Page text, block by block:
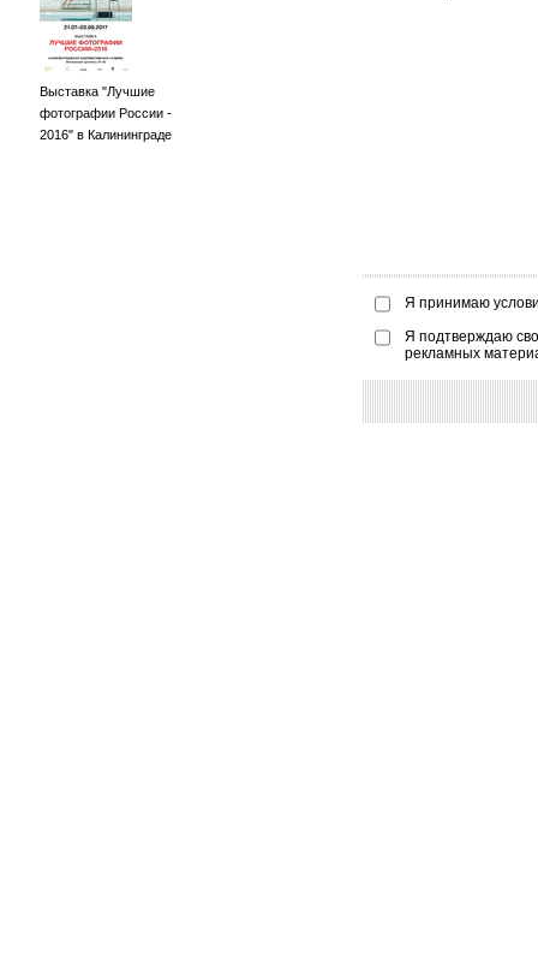
Выставка "Лучшие
фотографии России -
2016" в Калининграде
Я принимаю
Я подтверждаю
рекламных